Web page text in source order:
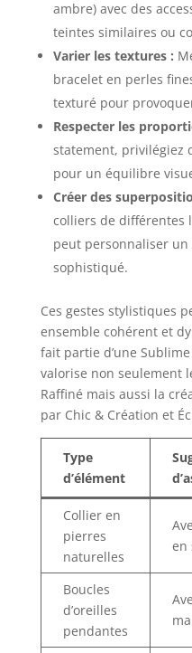
ambre) avec des
teintes similaires ou
Varier les textures :
bracelet en perles
texturé pour
Respecter les
statement, privilégiez
pour un équilibre
Créer des
colliers de différentes
peut personnaliser
sophistiqué.
Ces gestes stylistiques
ensemble cohérent et
fait partie d’une
valorise non seulement
Raffiné mais aussi la
par Chic & Création et
Type
d’élément
Collier en
pierres
naturelles
en
Boucles
d’oreilles
pendantes